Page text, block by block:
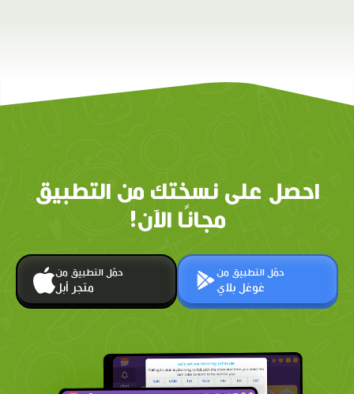
احصل على نسختك من التطبيق
مجانًا الآن!
حمّل التطبيق من
متجر أبل
حمّل التطبيق من
غوغل بلاي